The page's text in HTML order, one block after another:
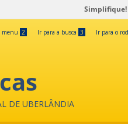
Simplifique!
menu 2 Ir para a busca 3 Ir para o
DE UBERLÂNDIA